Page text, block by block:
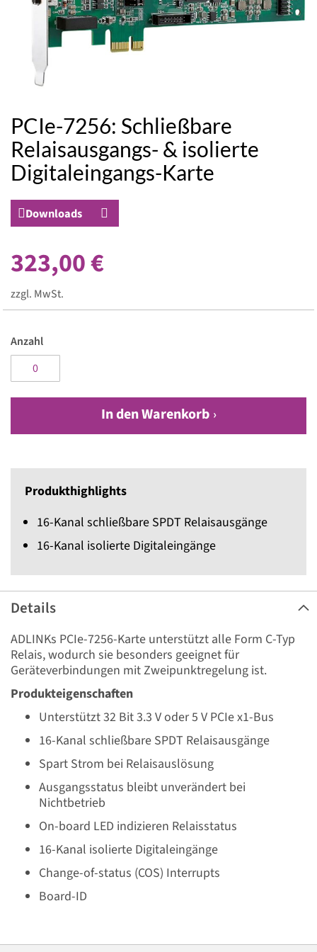
PCIe-7256: Schließbare
Relaisausgangs- & isolierte
Digitaleingangs-Karte
Downloads
323,00 €
zzgl. MwSt.
Anzahl
In den Warenkorb
Produkthighlights
16-Kanal schließbare SPDT Relaisausgänge
16-Kanal isolierte Digitaleingänge
Zum
Anfang
der
Bildergalerie
springen
Details
ADLINKs PCIe-7256-Karte unterstützt alle Form C-Typ
Relais, wodurch sie besonders geeignet für
Geräteverbindungen mit Zweipunktregelung ist.
Produkteigenschaften
Unterstützt 32 Bit 3.3 V oder 5 V PCIe x1-Bus
16-Kanal schließbare SPDT Relaisausgänge
Spart Strom bei Relaisauslösung
Ausgangsstatus bleibt unverändert bei
Nichtbetrieb
On-board LED indizieren Relaisstatus
16-Kanal isolierte Digitaleingänge
Change-of-status (COS) Interrupts
Board-ID